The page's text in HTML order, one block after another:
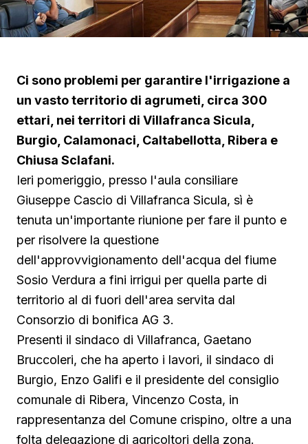
Ci sono problemi per garantire l'irrigazione a
un vasto territorio di agrumeti, circa 300
ettari, nei territori di Villafranca Sicula,
Burgio, Calamonaci, Caltabellotta, Ribera e
Chiusa Sclafani.
Ieri pomeriggio, presso l'aula consiliare
Giuseppe Cascio di Villafranca Sicula, sì è
tenuta un'importante riunione per fare il punto e
per risolvere la questione
dell'approvvigionamento dell'acqua del fiume
Sosio Verdura a fini irrigui per quella parte di
territorio al di fuori dell'area servita dal
Consorzio di bonifica AG 3.
Presenti il sindaco di Villafranca, Gaetano
Bruccoleri, che ha aperto i lavori, il sindaco di
Burgio, Enzo Galifi e il presidente del consiglio
comunale di Ribera, Vincenzo Costa, in
rappresentanza del Comune crispino, oltre a una
folta delegazione di agricoltori della zona.